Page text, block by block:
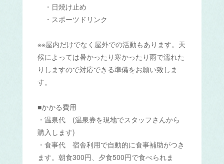
・日焼け止め
・スポーツドリンク
※※屋内だけでなく屋外での活動もあります。天
候によっては暑かったり寒かったり雨で濡れた
りしますので対応できる準備をお願い致しま
す。
■かかる費用
・温泉代 (温泉券を現地でスタッフさんから
購入します)
・食事代 宿舎利用で自動的に食事補助がつき
ます。朝食300円、夕食500円で食べられま